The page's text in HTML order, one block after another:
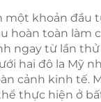
khoản đầu
hoàn toàn làm
ngay từ lần
hai đô la Mỹ
cảnh kinh tế.
thực hiện ở